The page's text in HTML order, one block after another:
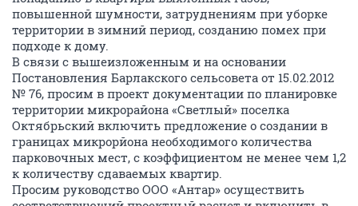
повышенной шумности, затруднениям при уборке
территории в зимний период, созданию помех при
подходе к дому.
В связи с вышеизложенным и на основании
Постановления Барлакского сельсовета от 15.02.2012
№ 76, просим в проект документации по планировке
территории микрорайона «Светлый» поселка
Октябрьский включить предложение о создании в
границах микрорйона необходимого количества
парковочных мест, с коэффициентом не менее чем 1,2
к количеству сдаваемых квартир.
Просим руководство ООО «Антар» осуществить